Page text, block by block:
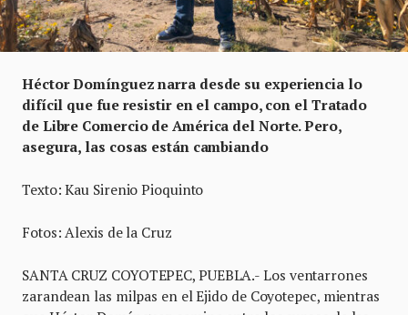
Héctor Domínguez narra desde su experiencia lo
difícil que fue resistir en el campo, con el Tratado
de Libre Comercio de América del Norte. Pero,
asegura, las cosas están cambiando
Texto: Kau Sirenio Pioquinto
Fotos: Alexis de la Cruz
SANTA CRUZ COYOTEPEC, PUEBLA.- Los ventarrones
zarandean las milpas en el Ejido de Coyotepec, mientras